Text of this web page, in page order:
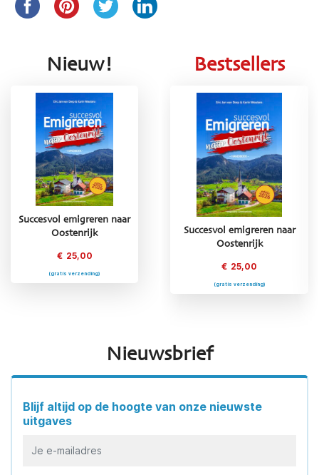
Nieuw!
Succesvol emigreren naar
Oostenrijk
€ 25,00
(gratis verzending)
Bestsellers
Succesvol emigreren naar
(gratis verzending)
Succesvol emigreren naar
Oostenrijk
€ 25,00
(gratis verzending)
Nieuwsbrief
Blijf altijd op de hoogte van onze nieuwste
uitgaves